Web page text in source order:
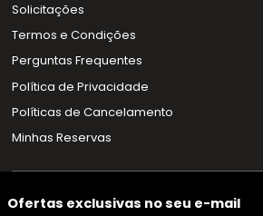
Solicitações
Termos e Condições
Perguntas Frequentes
Política de Privacidade
Políticas de Cancelamento
Minhas Reservas
Ofertas exclusivas no seu e-mail